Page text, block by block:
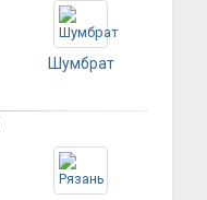
Шумбрат